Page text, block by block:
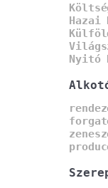
Hazai
Nyitó